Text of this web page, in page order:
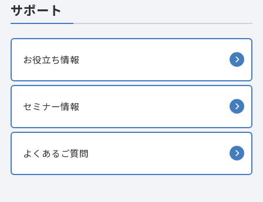
サポート
お役立ち情報
セミナー情報
よくあるご質問